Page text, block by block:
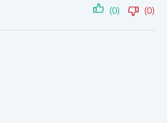
(0) (0)